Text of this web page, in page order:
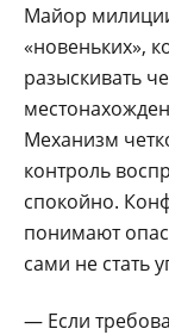
Майор
«новеньких»,
разыскивать
Механизм
контроль
спокойно.
понимают
сами не стать
— Если